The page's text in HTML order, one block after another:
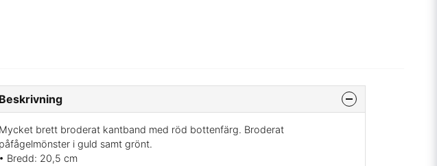
Beskrivning
Mycket brett broderat kantband med röd bottenfärg. Broderat
påfågelmönster i guld samt grönt.
• Bredd: 20,5 cm